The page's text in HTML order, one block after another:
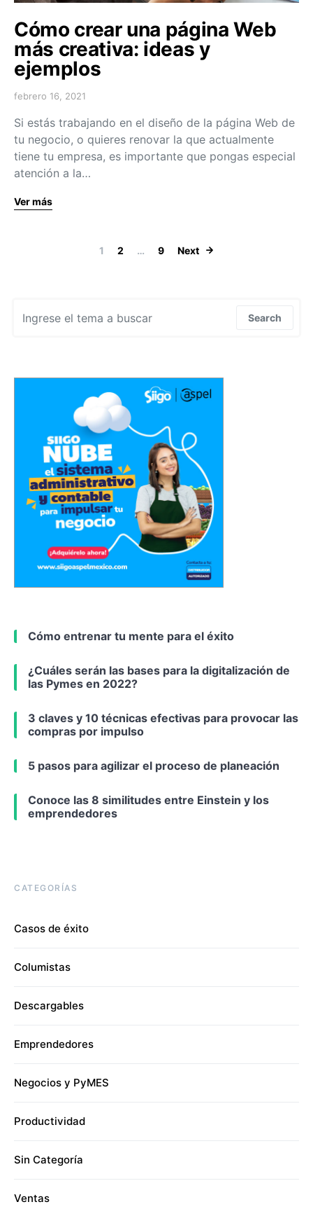
Cómo crear una página Web
más creativa: ideas y
ejemplos
febrero 16, 2021
Si estás trabajando en el diseño de la página Web de
tu negocio, o quieres renovar la que actualmente
tiene tu empresa, es importante que pongas especial
atención a la…
Ver más
Navegación
1 2 … 9 Next
Search
Cómo entrenar tu mente para el éxito
¿Cuáles serán las bases para la digitalización de
las Pymes en 2022?
3 claves y 10 técnicas efectivas para provocar las
compras por impulso
5 pasos para agilizar el proceso de planeación
Conoce las 8 similitudes entre Einstein y los
emprendedores
CATEGORÍAS
Casos de éxito
Columistas
Descargables
Emprendedores
Negocios y PyMES
Productividad
Sin Categoría
Ventas